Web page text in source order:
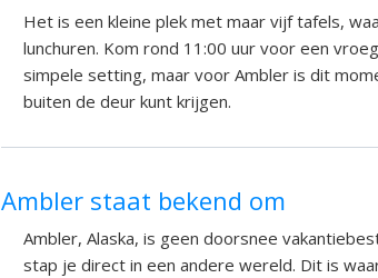
Het is een kleine plek met maar vijf tafels,
lunchuren. Kom rond 11:00 uur voor een
simpele setting, maar voor Ambler is dit
buiten de deur kunt krijgen.
Ambler staat bekend om
Ambler, Alaska, is geen doorsnee
stap je direct in een andere wereld. Dit is